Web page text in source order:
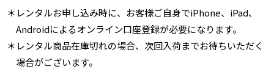
レンタルお申し込み時に、お客様ご自身でiPhone、iPad、
Androidによるオンライン口座登録が必要になります。
レンタル商品在庫切れの場合、次回入荷までお待ちいただく
場合がございます。